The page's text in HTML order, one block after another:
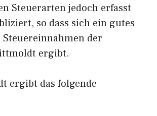
Steuerarten jedoch erfasst
so dass sich ein gutes
der
ergibt.
ergibt das folgende